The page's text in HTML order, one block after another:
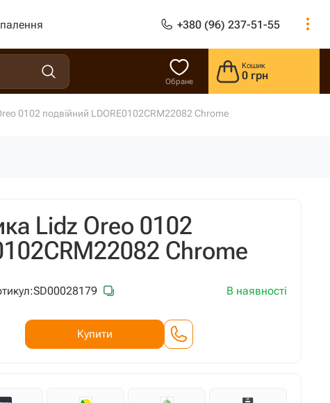
+380 (96) 237-51-55
Обране
Кошик
0 грн
0102 подвійний LDORE0102CRM22082 Chrome
Lidz Oreo 0102
Chrome
SD00028179 В наявності
Купити